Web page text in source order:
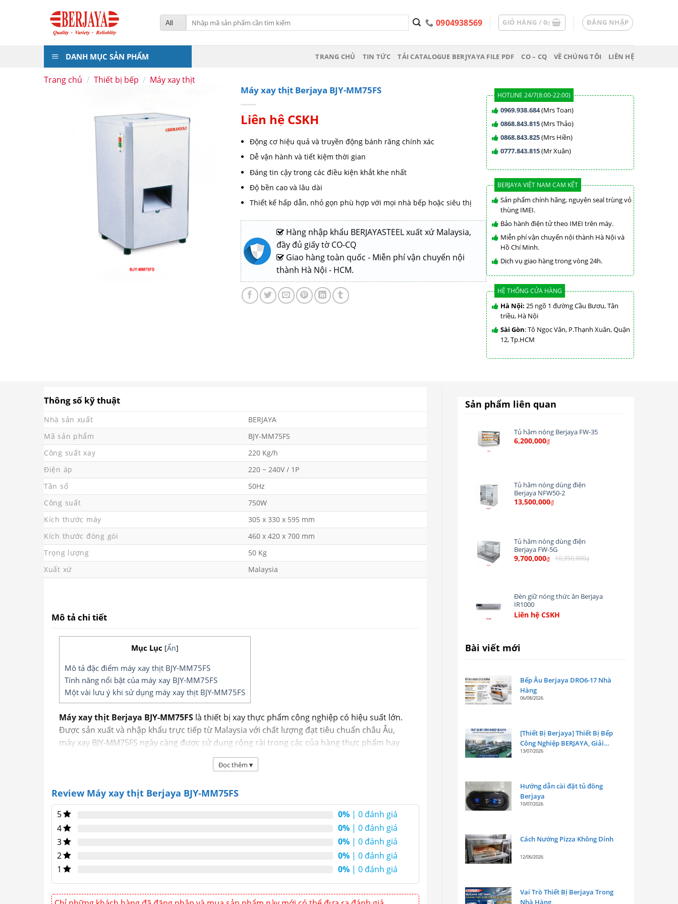
Tìm
kiếm:
0904938569 GIỎ HÀNG / 0₫ ĐĂNG NHẬP
DANH MỤC SẢN PHẨM TRANG CHỦ TIN TỨC TẢI CATALOGUE BERJYAYA FILE PDF CO – CQ VỀ CHÚNG TÔI LIÊN HỆ
Trang chủ / Thiết bị bếp / Máy xay thịt
Máy xay thịt Berjaya BJY-MM75FS
Liên hệ CSKH
Động cơ hiệu quả và truyền động bánh răng chính xác
Dễ vận hành và tiết kiệm thời gian
Đáng tin cậy trong các điều kiện khắt khe nhất
Độ bền cao và lâu dài
Thiết kế hấp dẫn, nhỏ gọn phù hợp với mọi nhà bếp hoặc siêu thị
Hàng nhập khẩu BERJAYASTEEL xuất xứ Malaysia,
đầy đủ giấy tờ CO-CQ
Giao hàng toàn quốc - Miễn phí vận chuyển nội
thành Hà Nội - HCM.
HOTLINE 24/7(8:00-22:00)
0969.938.684(Mrs Toan)
0868.843.815(Mrs Thảo)
0868.843.825(Mrs Hiền)
0777.843.815(Mr Xuân)
BERJAYA VIỆT NAM CAM KẾT
Sản phẩm chính hãng, nguyên seal trùng vỏ
thùng IMEI.
Bảo hành điện tử theo IMEI trên máy.
Miễn phí vận chuyển nội thành Hà Nội và
Hồ Chí Minh.
Dịch vụ giao hàng trong vòng 24h.
HỆ THỐNG CỬA HÀNG
Hà Nội:25 ngõ 1 đường Cầu Bươu, Tân
triều, Hà Nội
Sài Gòn: Tô Ngọc Vân, P.Thạnh Xuân, Quận
12, Tp.HCM
Thông số kỹ thuật
Nhà sản xuất
BERJAYA
Mã sản phẩm
BJY-MM75FS
Công suất xay
220 Kg/h
Điện áp
220 ~ 240V / 1P
Tần số
50Hz
Công suất
750W
Kích thước máy
305 x 330 x 595 mm
Kích thước đóng gói
460 x 420 x 700 mm
Trọng lượng
50 Kg
Xuất xứ
Malaysia
Mô tả chi tiết
Mục Lục [Ẩn]
Mô tả đặc điểm máy xay thịt BJY-MM75FS
Tính năng nổi bật của máy xay BJY-MM75FS
Một vài lưu ý khi sử dụng máy xay thịt BJY-MM75FS
Máy xay thịt Berjaya BJY-MM75FS là thiết bị xay thực phẩm công nghiệp có hiệu suất lớn.
Được sản xuất và nhập khẩu trực tiếp từ Malaysia với chất lượng đạt tiêu chuẩn châu Âu,
máy xay BJY-MM75FS ngày càng được sử dụng rộng rài trong các của hàng thực phẩm hay
Đọc thêm ▾
Review Máy xay thịt Berjaya BJY-MM75FS
5 0% | 0 đánh giá
4
0% | 0 đánh giá
3
0% | 0 đánh giá
2
0% | 0 đánh giá
1
0% | 0 đánh giá
Sản phẩm liên quan
Tủ hâm nóng Berjaya FW-35
6,200,000₫
Tủ hâm nóng dùng điện
Berjaya NFW50-2
13,500,000₫
Tủ hâm nóng dùng điện
Berjaya FW-5G
9,700,000₫ 10,350,000₫
Đèn giữ nóng thức ăn Berjaya
IR1000
Liên hệ CSKH
Bài viết mới
Bếp Âu Berjaya DRO6-17 Nhà
Hàng
06/08/2026
[Thiết Bị Berjaya] Thiết Bị Bếp
Công Nghiệp BERJAYA, Giải
Pháp Tối Ưu Cho Mọi Gian Bếp
13/07/2026
Hướng dẫn cài đặt tủ đông
Berjaya
10/07/2026
Cách Nướng Pizza Không Dính
12/06/2026
Vai Trò Thiết Bị Berjaya Trong
Nhà Hàng